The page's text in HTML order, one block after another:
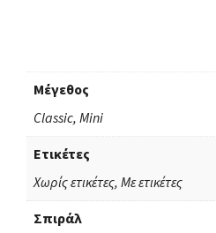
Μέγεθος
Classic, Mini
Ετικέτες
Χωρίς ετικέτες, Με ετικέτες
Σπιράλ